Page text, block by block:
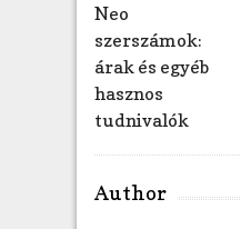
Neo
szerszámok:
árak és egyéb
hasznos
tudnivalók
Author